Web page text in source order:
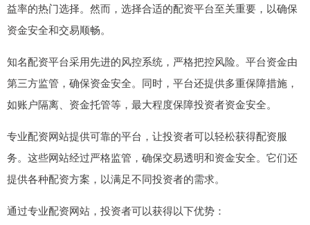
益率的热门选择。然而，选择合适的配资平台至关重要，以确保
资金安全和交易顺畅。
知名配资平台采用先进的风控系统，严格把控风险。平台资金由
第三方监管，确保资金安全。同时，平台还提供多重保障措施，
如账户隔离、资金托管等，最大程度保障投资者资金安全。
专业配资网站提供可靠的平台，让投资者可以轻松获得配资服
务。这些网站经过严格监管，确保交易透明和资金安全。它们还
提供各种配资方案，以满足不同投资者的需求。
通过专业配资网站，投资者可以获得以下优势：